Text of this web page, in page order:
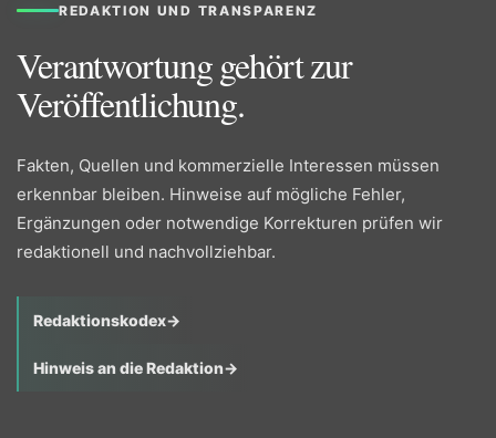
REDAKTION UND TRANSPARENZ
Verantwortung gehört zur
Veröffentlichung.
Fakten, Quellen und kommerzielle Interessen müssen
erkennbar bleiben. Hinweise auf mögliche Fehler,
Ergänzungen oder notwendige Korrekturen prüfen wir
redaktionell und nachvollziehbar.
Redaktionskodex→
Hinweis an die Redaktion→